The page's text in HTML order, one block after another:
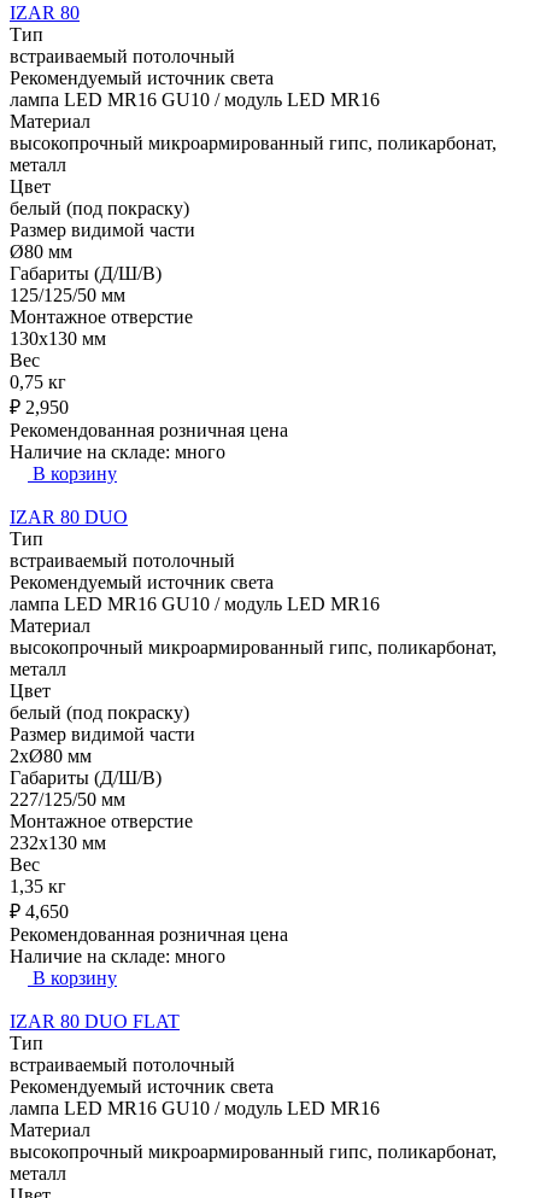
IZAR 80
Тип
встраиваемый потолочный
Рекомендуемый источник света
лампа LED MR16 GU10 / модуль LED MR16
Материал
высокопрочный микроармированный гипс, поликарбонат,
металл
Цвет
белый (под покраску)
Размер видимой части
Ø80 мм
Габариты (Д/Ш/В)
125/125/50 мм
Монтажное отверстие
130x130 мм
Вес
0,75 кг
₽ 2,950
Рекомендованная розничная цена
Наличие на складе: много
В корзину
IZAR 80 DUO
Тип
встраиваемый потолочный
Рекомендуемый источник света
лампа LED MR16 GU10 / модуль LED MR16
Материал
высокопрочный микроармированный гипс, поликарбонат,
металл
Цвет
белый (под покраску)
Размер видимой части
2xØ80 мм
Габариты (Д/Ш/В)
227/125/50 мм
Монтажное отверстие
232x130 мм
Вес
1,35 кг
₽ 4,650
Рекомендованная розничная цена
Наличие на складе: много
В корзину
IZAR 80 DUO FLAT
Тип
встраиваемый потолочный
Рекомендуемый источник света
лампа LED MR16 GU10 / модуль LED MR16
Материал
высокопрочный микроармированный гипс, поликарбонат,
металл